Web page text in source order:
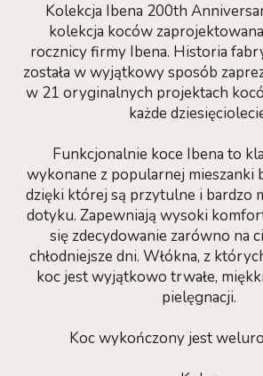
Kolekcja Ibena 200th
kolekcja koców
rocznicy firmy Ibena. Historia
została w wyjątkowy sposób
w 21 oryginalnych projektach
każde
Funkcjonalnie koce Ibena to
wykonane z popularnej mieszanki
dzięki której są przytulne i bardzo
dotyku. Zapewniają wysoki
się zdecydowanie zarówno na
chłodniejsze dni. Włókna, z
koc jest wyjątkowo trwałe,
pielęgnacji.
Koc wykończony jest